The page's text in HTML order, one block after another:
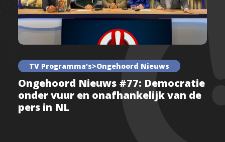
TV Programma's>Ongehoord Nieuws
Ongehoord Nieuws #77: Democratie
onder vuur en onafhankelijk van de
pers in NL